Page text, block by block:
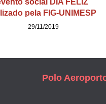
pela FIG-UNIMESP
29/11/2019
Polo